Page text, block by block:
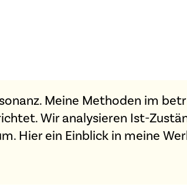
Meine Methoden im
Wir analysieren Ist-
Hier ein Einblick in meine